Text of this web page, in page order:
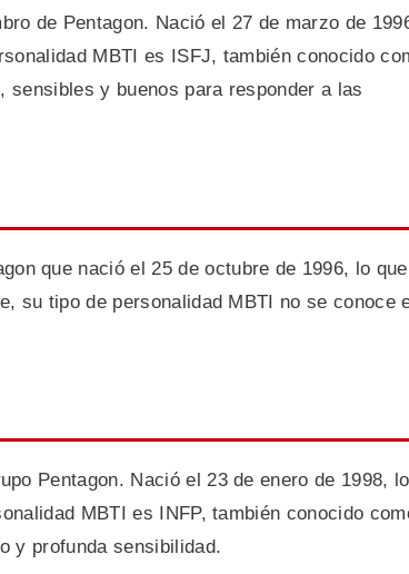
de Pentagon. Nació el 27 de marzo de
MBTI es ISFJ, también conocido
sensibles y buenos para responder a las
que nació el 25 de octubre de 1996, lo que
su tipo de personalidad MBTI no se conoce
Pentagon. Nació el 23 de enero de 1998, lo
MBTI es INFP, también conocido
y profunda sensibilidad.